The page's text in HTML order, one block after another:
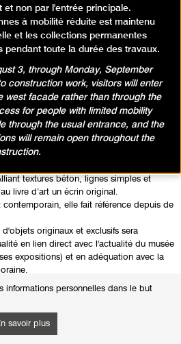
informations personnelles dans le but
savoir plus
de Paris, la librairie-boutique vous
Julien Sebban a réhabilité la
textures béton, lignes simples et
livre d’art un écrin original.
elle fait référence depuis de
originaux et exclusifs sera
en lien direct avec l'actualité du musée
expositions) et en adéquation avec la
large choix de monographies d’artistes,
de musées français et
et non par l'entrée principale.
à mobilité réduite est maintenu
et les collections permanentes
pendant toute la durée des travaux.
3, through Monday, September
construction work, visitors will enter
west facade rather than through the
for people with limited mobility
through the usual entrance, and the
will remain open throughout the